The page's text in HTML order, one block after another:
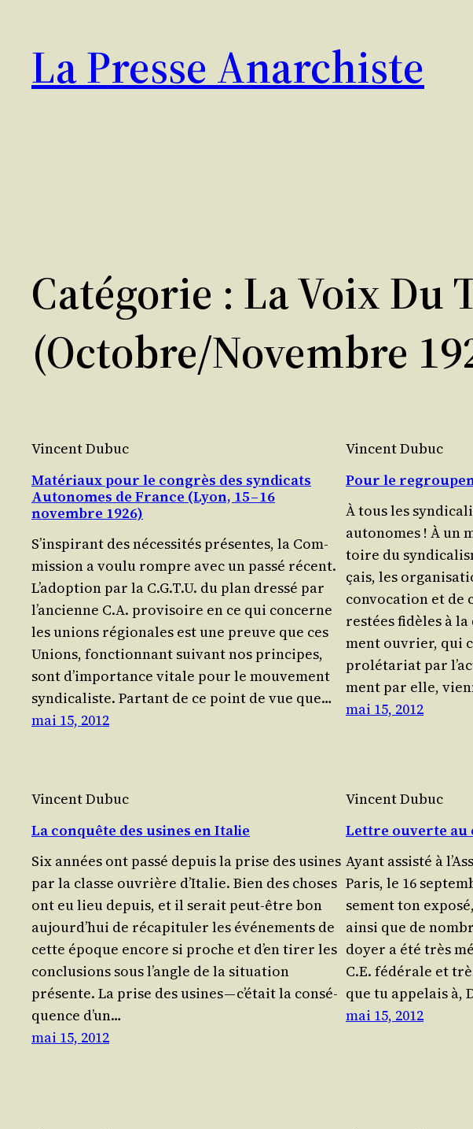
contenu
La Presse Anarchiste
Catégorie : La Voix Du
(octobre/novembre
Vincent Dubuc
Matériaux pour le congrès des syndicats
Autonomes de France (Lyon, 15 – 16
novembre 1926)
S’ins­pi­rant des néces­si­tés pré­sentes, la Com­
mis­sion a vou­lu rompre avec un pas­sé récent.
L’a­dop­tion par la C.G.T.U. du plan dres­sé par
l’an­cienne C.A. pro­vi­soire en ce qui concerne
les unions régio­nales est une preuve que ces
Unions, fonc­tion­nant sui­vant nos prin­cipes,
sont d’im­por­tance vitale pour le mou­ve­ment
syndicaliste. Par­tant de ce point de vue que…
mai 15, 2012
Vincent Dubuc
Pour le
À tous les
autonomes ! À un
toire du
çais, les
convo­ca­tion et de
res­tées fidèles à
ment ouvrier, qui
pro­lé­ta­riat par
ment par elle,
mai 15, 2012
Vincent Dubuc
La conquête des usines en Italie
Six années ont pas­sé depuis la prise des usines
par la classe ouvrière d’I­ta­lie. Bien des choses
ont eu lieu depuis, et il serait peut-être bon
aujourd’­hui de réca­pi­tu­ler les évé­ne­ments de
cette époque encore si proche et d’en tirer les
conclu­sions sous l’angle de la situa­tion
présente. La prise des usines — c’é­tait la consé­
quence d’un…
mai 15, 2012
Vincent Dubuc
Lettre ouverte au
Ayant assis­té à
Paris, le 16
se­ment ton
ain­si que de
doyer a été très
C.E. fédé­rale et
que tu appe­lais à,
mai 15, 2012